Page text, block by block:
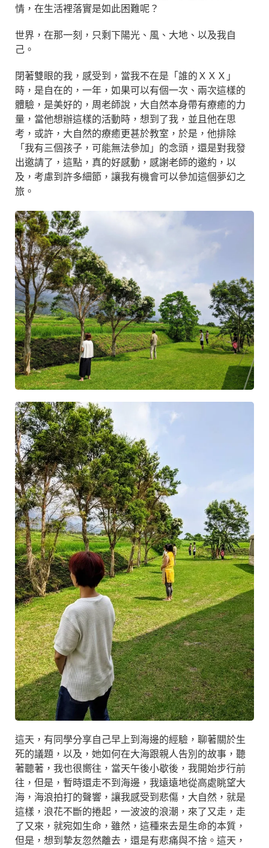
情，在生活裡落實是如此困難呢？
世界，在那一刻，只剩下陽光、風、大地、以及我自
己。
閉著雙眼的我，感受到，當我不在是「誰的ＸＸＸ」
時，是自在的，一年，如果可以有個一次、兩次這樣的
體驗，是美好的，周老師說，大自然本身帶有療癒的力
量，當他想辦這樣的活動時，想到了我，並且他在思
考，或許，大自然的療癒更甚於教室，於是，他排除
「我有三個孩子，可能無法參加」的念頭，還是對我發
出邀請了，這點，真的好感動，感謝老師的邀約，以
及，考慮到許多細節，讓我有機會可以參加這個夢幻之
旅。
這天，有同學分享自己早上到海邊的經驗，聊著關於生
死的議題，以及，她如何在大海跟親人告別的故事，聽
著聽著，我也很嚮往，當天午後小歇後，我開始步行前
往，但是，暫時還走不到海邊，我遠遠地從高處眺望大
海，海浪拍打的聲響，讓我感受到悲傷，大自然，就是
這樣，浪花不斷的捲起，一波波的浪潮，來了又走，走
了又來，就宛如生命，雖然，這種來去是生命的本質，
但是，想到摯友忽然離去，還是有悲痛與不捨。這天，